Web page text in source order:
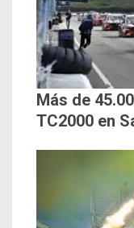
Más de
TC2000 en